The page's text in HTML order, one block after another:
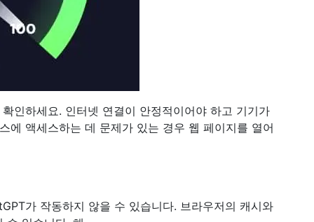
인하세요. 인터넷 연결이 안정적이어야 하고 기기가
에 액세스하는 데 문제가 있는 경우 웹 페이지를 열어
가 작동하지 않을 수 있습니다. 브라우저의 캐시와